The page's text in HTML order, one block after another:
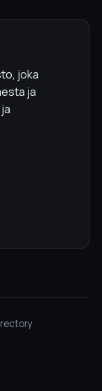
joka
ja